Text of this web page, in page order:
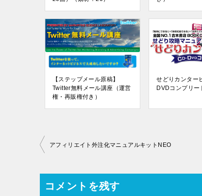
【ステップメール原稿】
Twitter無料メール講座（運営
権・再販権付き）
せどりカンター
DVDコンプリー
投
ナ
ビ
アフィリエイト外注化マニュアルキットNEO
コメントを残す